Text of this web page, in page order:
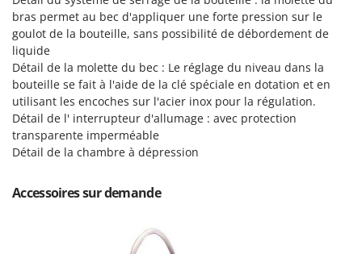
Presses à pellets
Pressoirs à fruits
Pressoirs à Raisin
Pulvérisateurs
Pulvérisateurs portés
R
Rafraîchisseurs d'air par évaporation
Râpes à fromage électriques
Râteaux pour tracteur
Gre
GreenBay
Greenworks
GRIFO
GVS
GYS
H
Hailo
bras permet au bec d'appliquer une forte pression sur le
goulot de la bouteille, sans possibilité de débordement de
liquide
Détail de la molette du bec : Le réglage du niveau dans la
bouteille se fait à l'aide de la clé spéciale en dotation et en
utilisant les encoches sur l'acier inox pour la régulation.
Détail de l' interrupteur d'allumage : avec protection
transparente imperméable
Détail de la chambre à dépression
Accessoires sur demande